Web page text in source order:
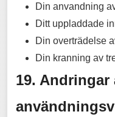
Din anvandning
Ditt uppladdade
Din overträdelse
Din kranning av
19. Andringar